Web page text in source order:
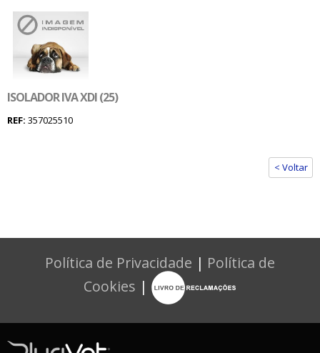
ISOLADOR IVA XDI (25)
REF: 357025510
< Voltar
Política de Privacidade | Política de
Cookies |